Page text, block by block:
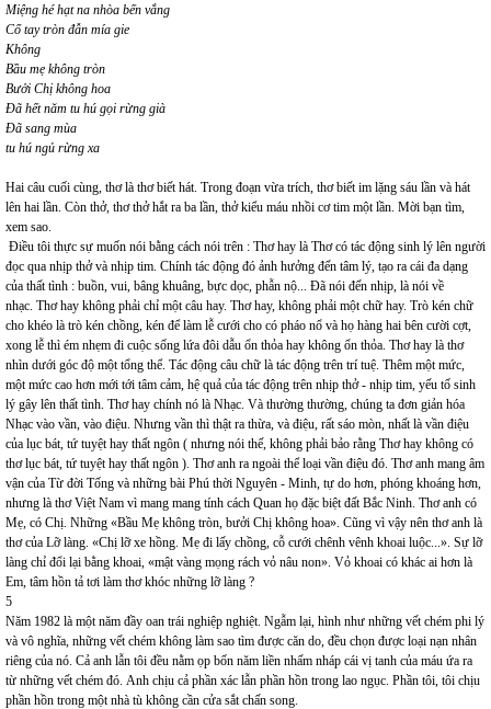
Miệng hé hạt na nhòa bến vắng
Cổ tay tròn đẫn mía gie
Không
Bầu mẹ không tròn
Bưởi Chị không hoa
Đã hết năm tu hú gọi rừng già
Đã sang mùa
tu hú ngủ rừng xa
Hai câu cuối cùng, thơ là thơ biết hát. Trong đoạn vừa trích, thơ biết im lặng sáu lần và hát
lên hai lần. Còn thở, thơ thở hắt ra ba lần, thở kiểu máu nhồi cơ tim một lần. Mời bạn tìm,
xem sao.
Điều tôi thực sự muốn nói bằng cách nói trên : Thơ hay là Thơ có tác động sinh lý lên người
đọc qua nhịp thở và nhịp tim. Chính tác động đó ảnh hưởng đến tâm lý, tạo ra cái đa dạng
của thất tình : buồn, vui, bâng khuâng, bực dọc, phẫn nộ... Đã nói đến nhịp, là nói về
nhạc. Thơ hay không phải chỉ một câu hay. Thơ hay, không phải một chữ hay. Trò kén chữ
cho khéo là trò kén chồng, kén để làm lễ cưới cho có pháo nổ và họ hàng hai bên cười cợt,
xong lễ thì ém nhẹm đi cuộc sống lứa đôi dẫu ổn thỏa hay không ổn thỏa. Thơ hay là thơ
nhìn dưới góc độ một tổng thể. Tác động câu chữ là tác động trên trí tuệ. Thêm một mức,
một mức cao hơn mới tới tâm cảm, hệ quả của tác động trên nhịp thở - nhịp tim, yếu tố sinh
lý gây lên thất tình. Thơ hay chính nó là Nhạc. Và thường thường, chúng ta đơn giản hóa
Nhạc vào vần, vào điệu. Nhưng vần thì thật ra thừa, và điệu, rất sáo mòn, nhất là vần điệu
của lục bát, tứ tuyệt hay thất ngôn ( nhưng nói thế, không phải bảo rằng Thơ hay không có
thơ lục bát, tứ tuyệt hay thất ngôn ). Thơ anh ra ngoài thể loại vần điệu đó. Thơ anh mang âm
vận của Từ đời Tống và những bài Phú thời Nguyên - Minh, tự do hơn, phóng khoáng hơn,
nhưng là thơ Việt Nam vì mang mang tính cách Quan họ đặc biệt đất Bắc Ninh. Thơ anh có
Mẹ, có Chị. Những «Bầu Mẹ không tròn, bưởi Chị không hoa». Cũng vì vậy nên thơ anh là
thơ của Lỡ làng. «Chị lỡ xe hồng. Mẹ đi lấy chồng, cỗ cưới chênh vênh khoai luộc...». Sự lỡ
làng chỉ đổi lại bằng khoai, «mật vàng mọng rách vỏ nâu non». Vỏ khoai có khác ai hơn là
Em, tâm hồn tả tơi làm thơ khóc những lỡ làng ?
5
Năm 1982 là một năm đầy oan trái nghiệp nghiệt. Ngẫm lại, hình như những vết chém phi lý
và vô nghĩa, những vết chém không làm sao tìm được căn do, đều chọn được loại nạn nhân
riêng của nó. Cả anh lẫn tôi đều nằm ọp bốn năm liền nhấm nháp cái vị tanh của máu ứa ra
từ những vết chém đó. Anh chịu cả phần xác lẫn phần hồn trong lao ngục. Phần tôi, tôi chịu
phần hồn trong một nhà tù không cần cửa sắt chấn song.